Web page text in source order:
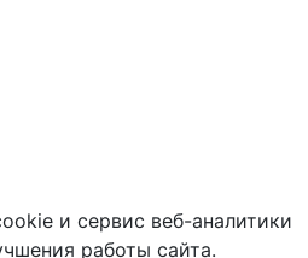
и сервис веб-аналитики
работы сайта.